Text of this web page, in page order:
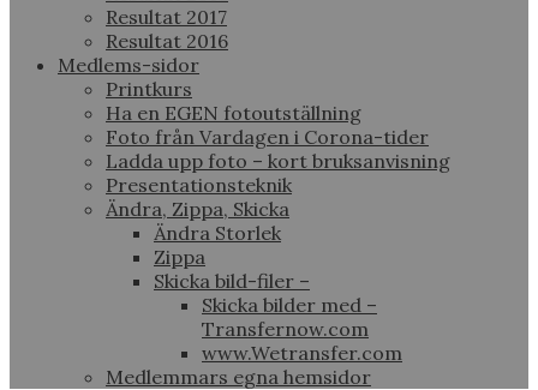
Resultat 2017
Resultat 2016
Medlems-sidor
Printkurs
Ha en EGEN fotoutställning
Foto från Vardagen i Corona-tider
Ladda upp foto – kort bruksanvisning
Presentationsteknik
Ändra, Zippa, Skicka
Ändra Storlek
Zippa
Skicka bild-filer –
Skicka bilder med –
Transfernow.com
www.Wetransfer.com
Medlemmars egna hemsidor